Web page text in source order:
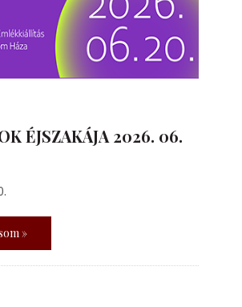
ÉJSZAKÁJA 2026. 06.
»